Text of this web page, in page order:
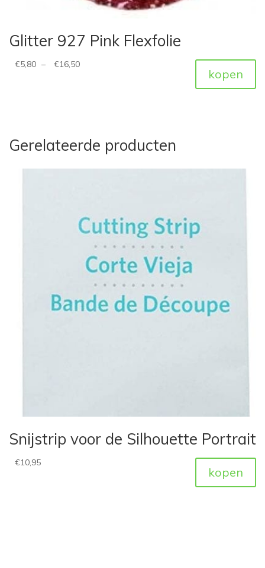
Glitter 927 Pink Flexfolie
€5,80 – €16,50
kopen
Gerelateerde producten
Snijstrip voor de Silhouette Portrait
€10,95
kopen